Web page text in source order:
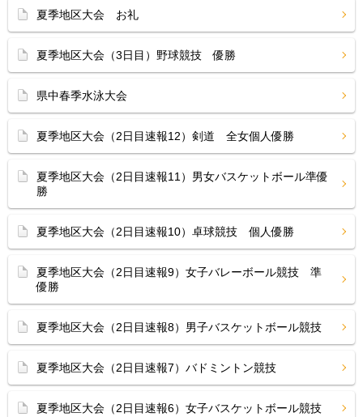
夏季地区大会 お礼
夏季地区大会（3日目）野球競技 優勝
県中春季水泳大会
夏季地区大会（2日目速報12）剣道 全女個人優勝
夏季地区大会（2日目速報11）男女バスケットボール準優
勝
夏季地区大会（2日目速報10）卓球競技 個人優勝
夏季地区大会（2日目速報9）女子バレーボール競技 準
優勝
夏季地区大会（2日目速報8）男子バスケットボール競技
夏季地区大会（2日目速報7）バドミントン競技
夏季地区大会（2日目速報6）女子バスケットボール競技